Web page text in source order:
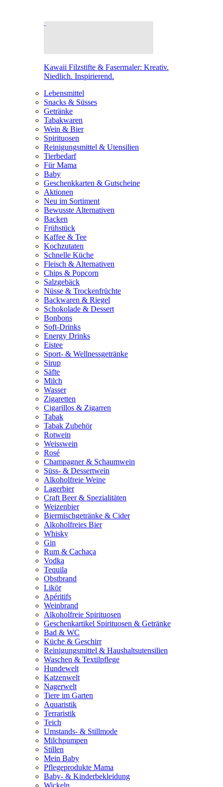
Kawaii Filzstifte & Fasermaler: Kreativ.
Niedlich. Inspirierend.
Lebensmittel
Snacks & Süsses
Getränke
Tabakwaren
Wein & Bier
Spirituosen
Reinigungsmittel & Utensilien
Tierbedarf
Für Mama
Baby
Geschenkkarten & Gutscheine
Aktionen
Neu im Sortiment
Bewusste Alternativen
Backen
Frühstück
Kaffee & Tee
Kochzutaten
Schnelle Küche
Fleisch & Alternativen
Chips & Popcorn
Salzgebäck
Nüsse & Trockenfrüchte
Backwaren & Riegel
Schokolade & Dessert
Bonbons
Soft-Drinks
Energy Drinks
Eistee
Sport- & Wellnessgetränke
Sirup
Säfte
Milch
Wasser
Zigaretten
Cigarillos & Zigarren
Tabak
Tabak Zubehör
Rotwein
Weisswein
Rosé
Champagner & Schaumwein
Süss- & Dessertwein
Alkoholfreie Weine
Lagerbier
Craft Beer & Spezialitäten
Weizenbier
Biermischgetränke & Cider
Alkoholfreies Bier
Whisky
Gin
Rum & Cachaça
Vodka
Tequila
Obstbrand
Likör
Apéritifs
Weinbrand
Alkoholfreie Spirituosen
Geschenkartikel Spirituosen & Getränke
Bad & WC
Küche & Geschirr
Reinigungsmittel & Haushaltsutensilien
Waschen & Textilpflege
Hundewelt
Katzenwelt
Nagerwelt
Tiere im Garten
Aquaristik
Terraristik
Teich
Umstands- & Stillmode
Milchpumpen
Stillen
Mein Baby
Pflegeprodukte Mama
Baby- & Kinderbekleidung
Wickeln